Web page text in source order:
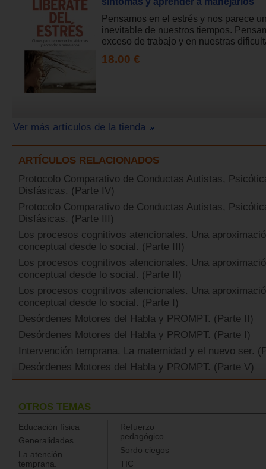
Pensamos en el estrés y nos parece
inevitable de nuestros tiempos.
exceso de trabajo y en nuestras
18.00 €
Ver más artículos de la tienda
ARTÍCULOS RELACIONADOS
Protocolo Comparativo de Conductas Autistas,
Disfásicas. (Parte IV)
Protocolo Comparativo de Conductas Autistas,
Disfásicas. (Parte III)
Los procesos cognitivos atencionales. Una
conceptual desde lo social. (Parte III)
Los procesos cognitivos atencionales. Una
conceptual desde lo social. (Parte II)
Los procesos cognitivos atencionales. Una
conceptual desde lo social. (Parte I)
Desórdenes Motores del Habla y PROMPT. (Parte II)
Desórdenes Motores del Habla y PROMPT. (Parte I)
Intervención temprana. La maternidad y el nuevo ser.
Desórdenes Motores del Habla y PROMPT. (Parte V)
OTROS TEMAS
Educación física
Generalidades
La atención
temprana.
Refuerzo
pedagógico.
Sordo ciegos
TIC